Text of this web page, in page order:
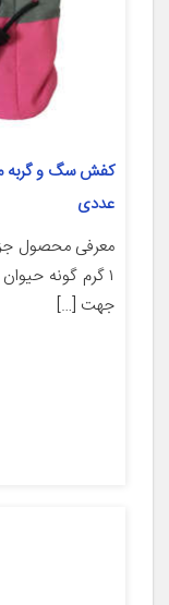
عددی
جهت […]